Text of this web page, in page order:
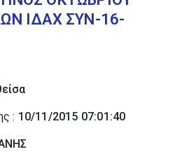
ΙΔΑΧ ΣΥΝ-16-
: 10/11/2015 07:01:40